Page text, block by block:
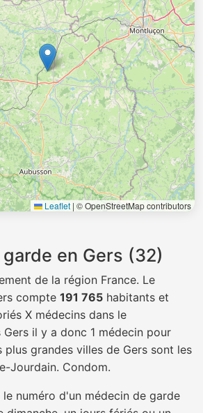
Leaflet | © OpenStreetMap contributors
en Gers (32)
de la région France. Le
compte 191 765 habitants et
X médecins dans le
il y a donc 1 médecin pour
plus grandes villes de Gers sont les
Jourdain. Condom.
numéro d'un médecin de garde